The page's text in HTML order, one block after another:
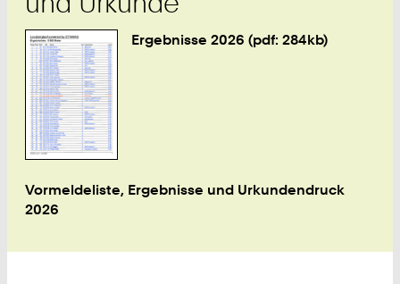
Ergebnisse 2026 (pdf: 284kb)
Vormeldeliste, Ergebnisse und Urkundendruck
2026